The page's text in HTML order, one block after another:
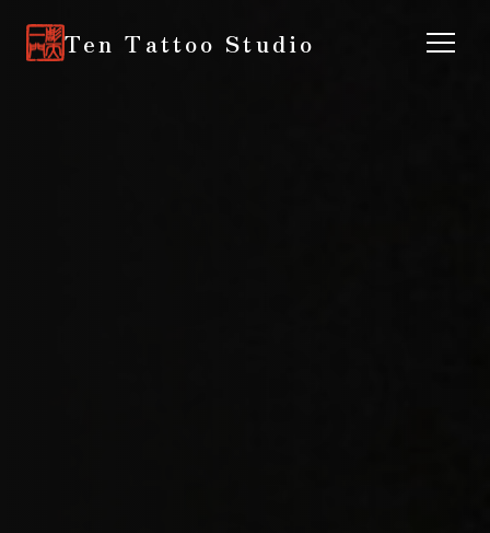
Ten Tattoo Studio